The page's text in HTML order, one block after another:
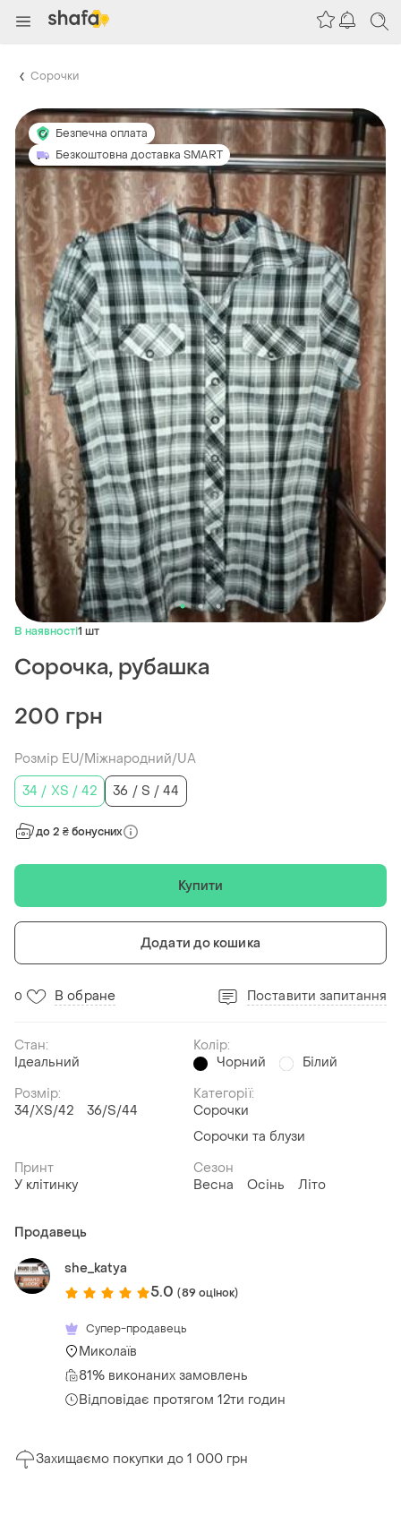
Сорочки
Безпечна оплата
Безкоштовна доставка SMART
В наявності1 шт
Сорочка, рубашка
200 грн
Розмір EU/Міжнародний/UA
34 / XS / 42
36 / S / 44
до 2 ₴ бонусних
Купити
Додати до кошика
0 В обране Поставити запитання
Стан:
Ідеальний
Колір:
Чорний
Білий
Розмір:
34/XS/42
36/S/44
Категорії:
Сорочки
Сорочки та блузи
Принт
У клітинку
Сезон
Весна
Осінь Літо
Продавець
she_katya
5.0 (89 оцінок)
Супер-продавець
Миколаїв
81% виконаних замовлень
Відповідає протягом 12ти годин
Захищаємо покупки до 1 000 грн